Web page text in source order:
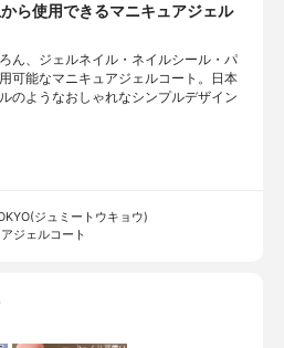
ら使用できるマニキュアジェル
ん、ジェルネイル・ネイルシール・パ
可能なマニキュアジェルコート。日本
のようなおしゃれなシンプルデザイン
ジュミートウキョウ)
ジェルコート